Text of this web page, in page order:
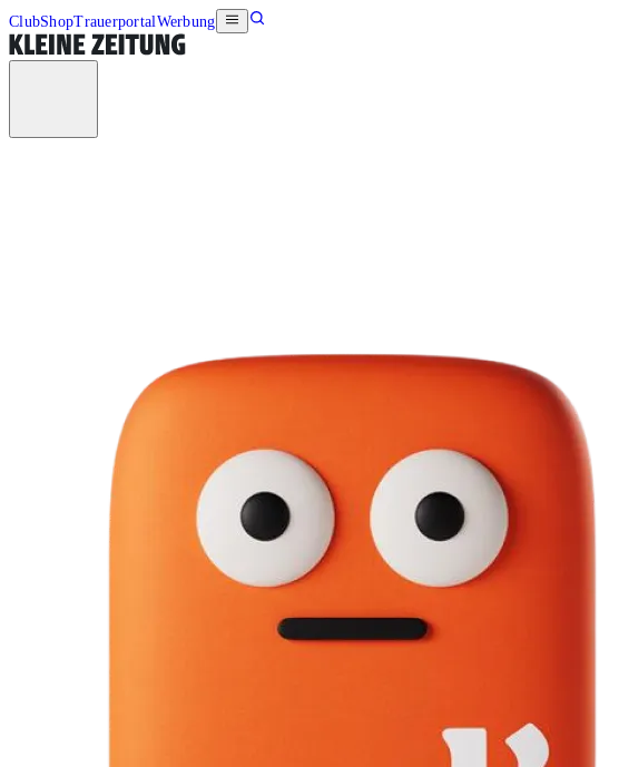
ClubShopTrauerportalWerbung